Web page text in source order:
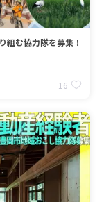
組む協力隊を募集！
16